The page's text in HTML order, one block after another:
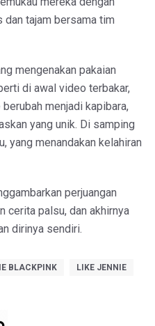
dan tajam bersama tim
mengenakan pakaian
di awal video terbakar,
menjadi kapibara,
yang unik. Di samping
yang menandakan kelahiran
perjuangan
cerita palsu, dan akhirnya
dirinya sendiri.
BLACKPINK LIKE JENNIE